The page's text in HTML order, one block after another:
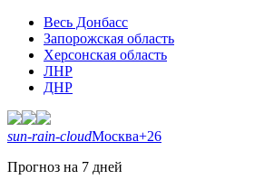
Весь Донбасс
Запорожская область
Херсонская область
ЛНР
ДНР
sun-rain-cloudМосква+26
Прогноз на 7 дней